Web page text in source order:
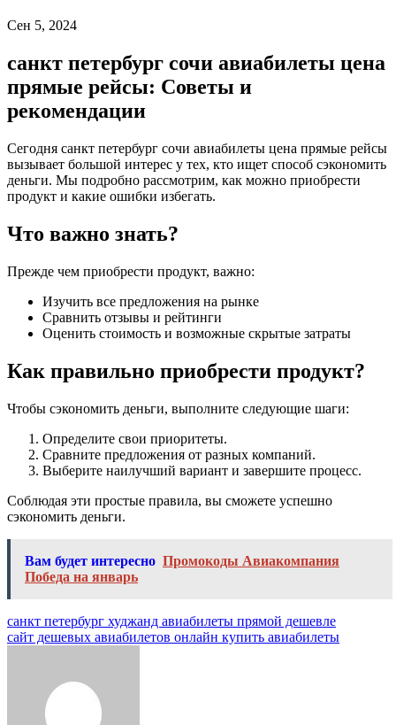
Сен 5, 2024
санкт петербург сочи авиабилеты цена
прямые рейсы: Советы и
рекомендации
Сегодня санкт петербург сочи авиабилеты цена прямые рейсы
вызывает большой интерес у тех, кто ищет способ сэкономить
деньги. Мы подробно рассмотрим, как можно приобрести
продукт и какие ошибки избегать.
Что важно знать?
Прежде чем приобрести продукт, важно:
Изучить все предложения на рынке
Сравнить отзывы и рейтинги
Оценить стоимость и возможные скрытые затраты
Как правильно приобрести продукт?
Чтобы сэкономить деньги, выполните следующие шаги:
Определите свои приоритеты.
Сравните предложения от разных компаний.
Выберите наилучший вариант и завершите процесс.
Соблюдая эти простые правила, вы сможете успешно
сэкономить деньги.
Вам будет интересно Промокоды Авиакомпания
Победа на январь
Навигация
по
санкт петербург худжанд авиабилеты прямой дешевле
сайт дешевых авиабилетов онлайн купить авиабилеты